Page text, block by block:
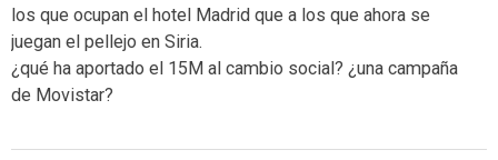
los que ocupan el hotel Madrid que a los que ahora se
juegan el pellejo en Siria.
¿qué ha aportado el 15M al cambio social? ¿una campaña
de Movistar?